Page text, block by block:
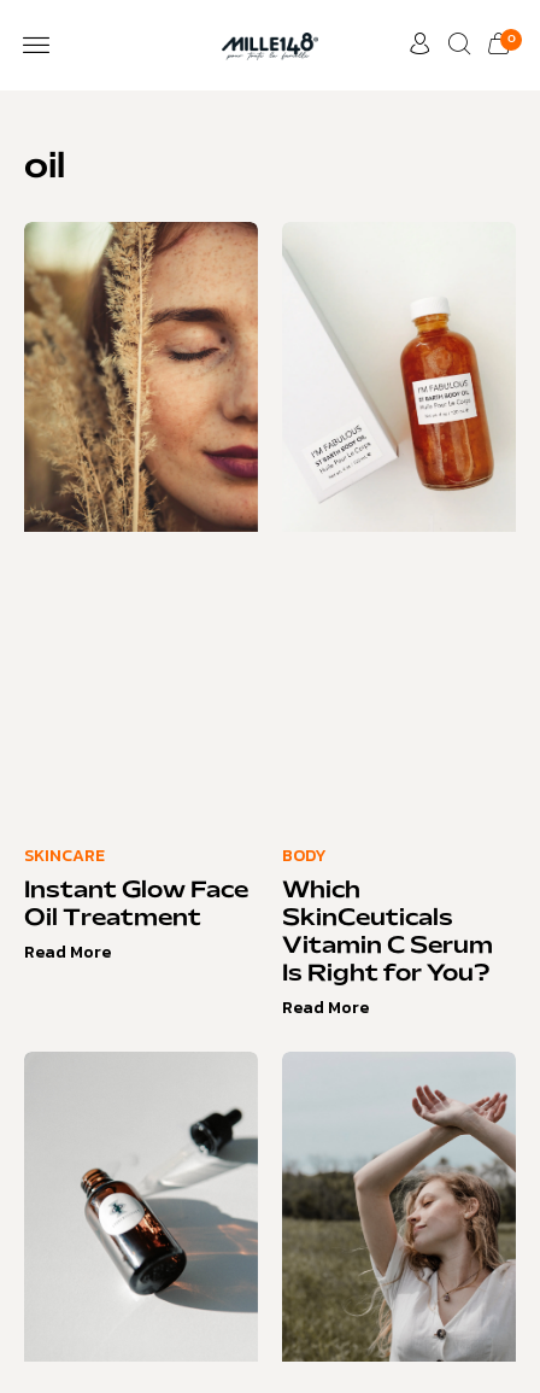
0
oil
SKINCARE
Instant Glow Face
Oil Treatment
Read More
BODY
Which
SkinCeuticals
Vitamin C Serum
Is Right for You?
Read More